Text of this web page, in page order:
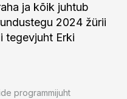
ja kõik juhtub
2024 žürii
tegevjuht Erki
programmijuht